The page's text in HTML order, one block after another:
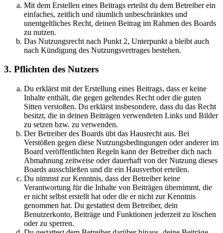
Mit dem Erstellen eines Beitrags erteilst du dem Betreiber ein
einfaches, zeitlich und räumlich unbeschränktes und
unentgeltliches Recht, deinen Beitrag im Rahmen des Boards
zu nutzen.
Das Nutzungsrecht nach Punkt 2, Unterpunkt a bleibt auch
nach Kündigung des Nutzungsvertrages bestehen.
3. Pflichten des Nutzers
Du erklärst mit der Erstellung eines Beitrags, dass er keine
Inhalte enthält, die gegen geltendes Recht oder die guten
Sitten verstoßen. Du erklärst insbesondere, dass du das Recht
besitzt, die in deinen Beiträgen verwendeten Links und Bilder
zu setzen bzw. zu verwenden.
Der Betreiber des Boards übt das Hausrecht aus. Bei
Verstößen gegen diese Nutzungsbedingungen oder anderer im
Board veröffentlichten Regeln kann der Betreiber dich nach
Abmahnung zeitweise oder dauerhaft von der Nutzung dieses
Boards ausschließen und dir ein Hausverbot erteilen.
Du nimmst zur Kenntnis, dass der Betreiber keine
Verantwortung für die Inhalte von Beiträgen übernimmt, die
er nicht selbst erstellt hat oder die er nicht zur Kenntnis
genommen hat. Du gestattest dem Betreiber, dein
Benutzerkonto, Beiträge und Funktionen jederzeit zu löschen
oder zu sperren.